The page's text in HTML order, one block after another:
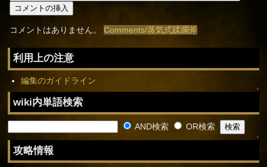
コメントはありません。Comments/蒸気式蹂躙斧
利用上の注意
編集のガイドライン
↑
wiki内単語検索
AND検索 OR検索
↑
攻略情報